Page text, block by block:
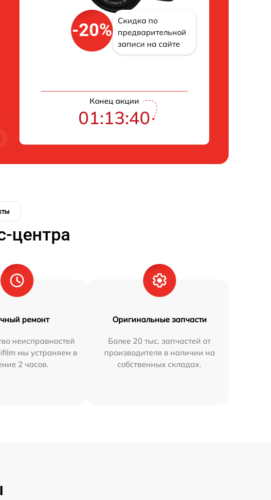
-20%
Скидка по
предварительной
записи на сайте
Конец акции
01:13:39
центра
ремонт
неисправностей
мы устраняем в
2 часов.
Оригинальные запчасти
Более 20 тыс. запчастей от
производителя в наличии на
собственных складах.